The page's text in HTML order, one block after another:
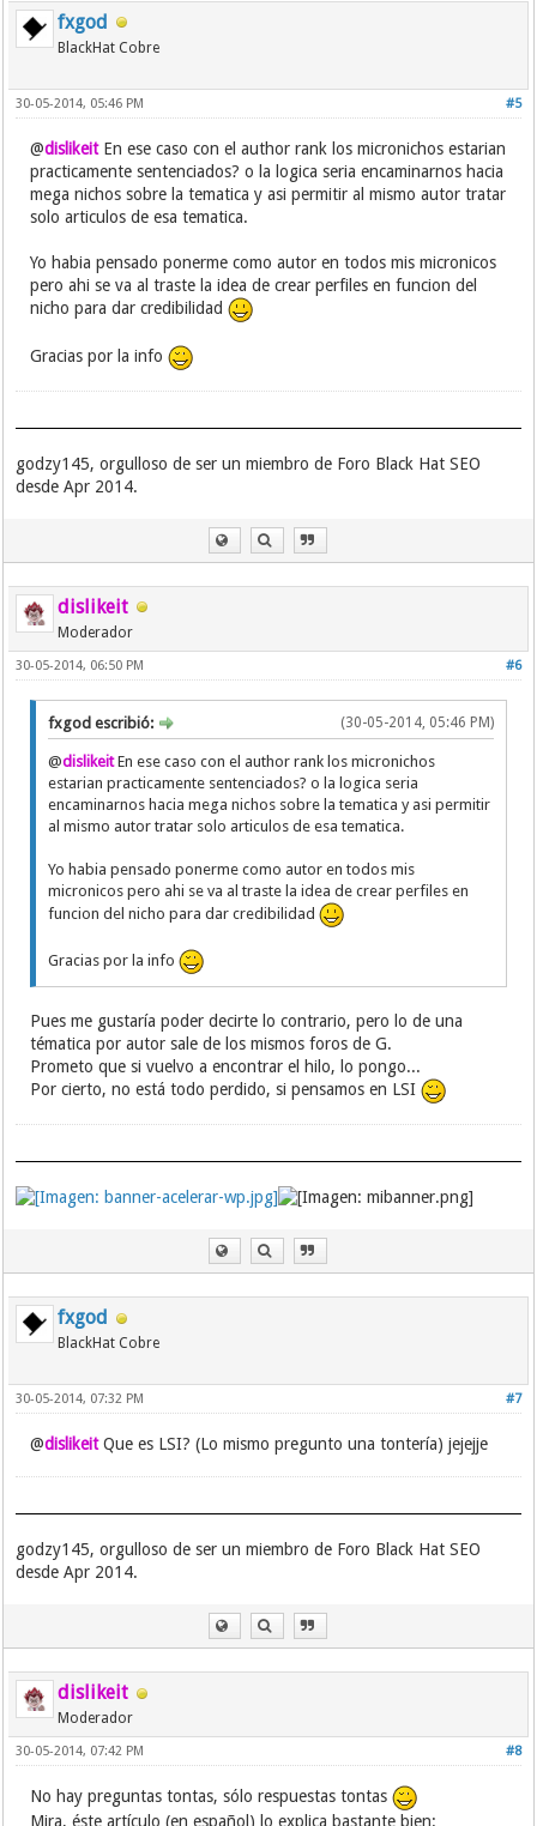
fxgod
BlackHat Cobre
#5
30-05-2014, 05:46 PM
@dislikeitEn ese caso con el author rank los micronichos estarian
practicamente sentenciados? o la logica seria encaminarnos hacia
mega nichos sobre la tematica y asi permitir al mismo autor tratar
solo articulos de esa tematica.
Yo habia pensado ponerme como autor en todos mis micronicos
pero ahi se va al traste la idea de crear perfiles en funcion del
nicho para dar credibilidad
Gracias por la info
godzy145, orgulloso de ser un miembro de Foro Black Hat SEO
desde Apr 2014.
dislikeit
Moderador
#6
30-05-2014, 06:50 PM
(30-05-2014, 05:46 PM)
fxgod escribió:
@dislikeitEn ese caso con el author rank los micronichos
estarian practicamente sentenciados? o la logica seria
encaminarnos hacia mega nichos sobre la tematica y asi permitir
al mismo autor tratar solo articulos de esa tematica.
Yo habia pensado ponerme como autor en todos mis
micronicos pero ahi se va al traste la idea de crear perfiles en
funcion del nicho para dar credibilidad
Gracias por la info
Pues me gustaría poder decirte lo contrario, pero lo de una
tématica por autor sale de los mismos foros de G.
Prometo que si vuelvo a encontrar el hilo, lo pongo...
Por cierto, no está todo perdido, si pensamos en LSI
fxgod
BlackHat Cobre
#7
30-05-2014, 07:32 PM
@dislikeitQue es LSI? (Lo mismo pregunto una tontería) jejejje
godzy145, orgulloso de ser un miembro de Foro Black Hat SEO
desde Apr 2014.
dislikeit
Moderador
#8
30-05-2014, 07:42 PM
No hay preguntas tontas, sólo respuestas tontas
Mira, éste artículo (en español) lo explica bastante bien: